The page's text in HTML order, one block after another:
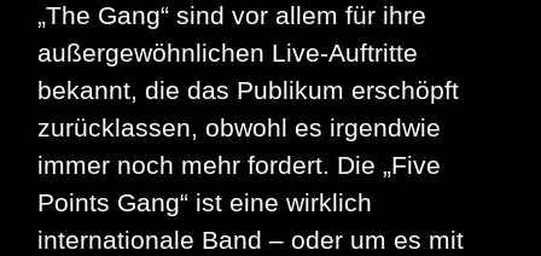
„The Gang“ sind vor allem für ihre
außergewöhnlichen Live-Auftritte
bekannt, die das Publikum erschöpft
zurücklassen, obwohl es irgendwie
immer noch mehr fordert. Die „Five
Points Gang“ ist eine wirklich
internationale Band – oder um es mit